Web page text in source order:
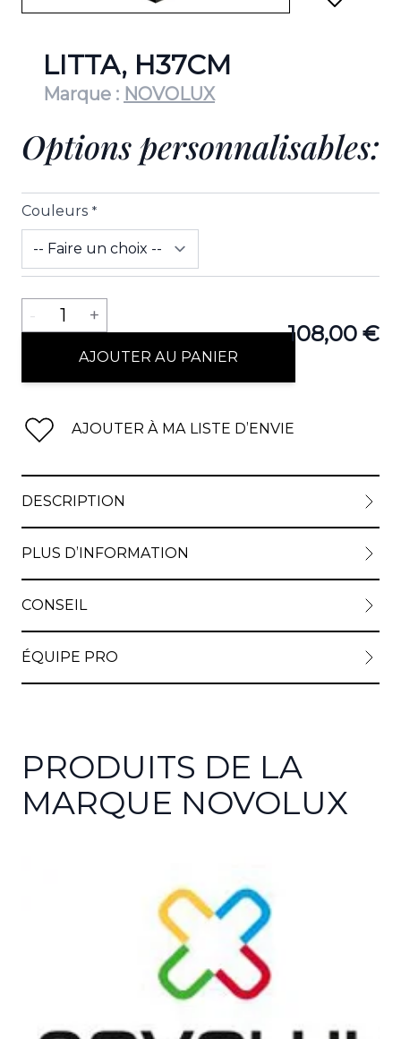
View
View
LITTA, H37CM
Marque : NOVOLUX
Options personnalisables:
Couleurs *
108,00 €
Quantité
- 1 +
AJOUTER AU PANIER
AJOUTER À MA LISTE D’ENVIE
DESCRIPTION
PLUS D’INFORMATION
CONSEIL
ÉQUIPE PRO
PRODUITS DE LA
MARQUE NOVOLUX